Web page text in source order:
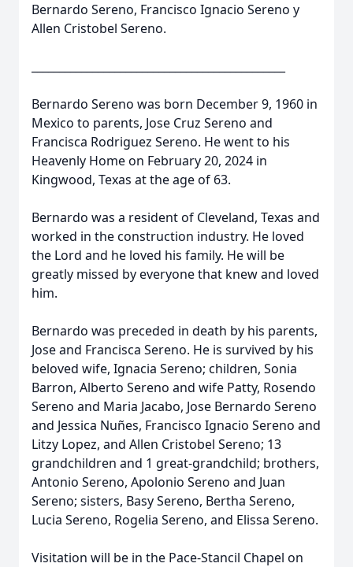
Bernardo Sereno, Francisco Ignacio Sereno y
Allen Cristobel Sereno.
Bernardo Sereno was born December 9, 1960 in
Mexico to parents, Jose Cruz Sereno and
Francisca Rodriguez Sereno. He went to his
Heavenly Home on February 20, 2024 in
Kingwood, Texas at the age of 63.
Bernardo was a resident of Cleveland, Texas and
worked in the construction industry. He loved
the Lord and he loved his family. He will be
greatly missed by everyone that knew and loved
him.
Bernardo was preceded in death by his parents,
Jose and Francisca Sereno. He is survived by his
beloved wife, Ignacia Sereno; children, Sonia
Barron, Alberto Sereno and wife Patty, Rosendo
Sereno and Maria Jacabo, Jose Bernardo Sereno
and Jessica Nuñes, Francisco Ignacio Sereno and
Litzy Lopez, and Allen Cristobel Sereno; 13
grandchildren and 1 great-grandchild; brothers,
Antonio Sereno, Apolonio Sereno and Juan
Sereno; sisters, Basy Sereno, Bertha Sereno,
Lucia Sereno, Rogelia Sereno, and Elissa Sereno.
Visitation will be in the Pace-Stancil Chapel on